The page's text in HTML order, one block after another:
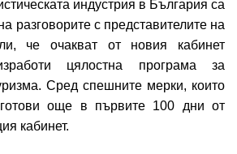
индустрия в България са
разговорите с представителите на
че очакват от новия кабинет
цялостна програма за
Сред спешните мерки, които
още в първите 100 дни от
кабинет.